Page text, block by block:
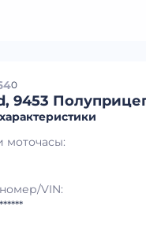
0
9453
моточасы:
VIN: